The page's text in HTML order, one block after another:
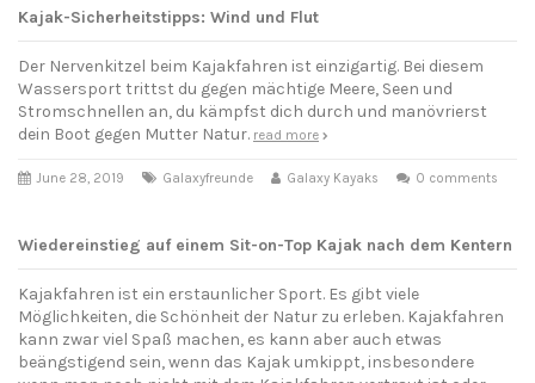
Kajak-Sicherheitstipps: Wind und Flut
Der Nervenkitzel beim Kajakfahren ist einzigartig. Bei diesem
Wassersport trittst du gegen mächtige Meere, Seen und
Stromschnellen an, du kämpfst dich durch und manövrierst
dein Boot gegen Mutter Natur. read more
June 28, 2019 Galaxyfreunde Galaxy Kayaks 0 comments
Wiedereinstieg auf einem Sit-on-Top Kajak nach dem Kentern
Kajakfahren ist ein erstaunlicher Sport. Es gibt viele
Möglichkeiten, die Schönheit der Natur zu erleben. Kajakfahren
kann zwar viel Spaß machen, es kann aber auch etwas
beängstigend sein, wenn das Kajak umkippt, insbesondere